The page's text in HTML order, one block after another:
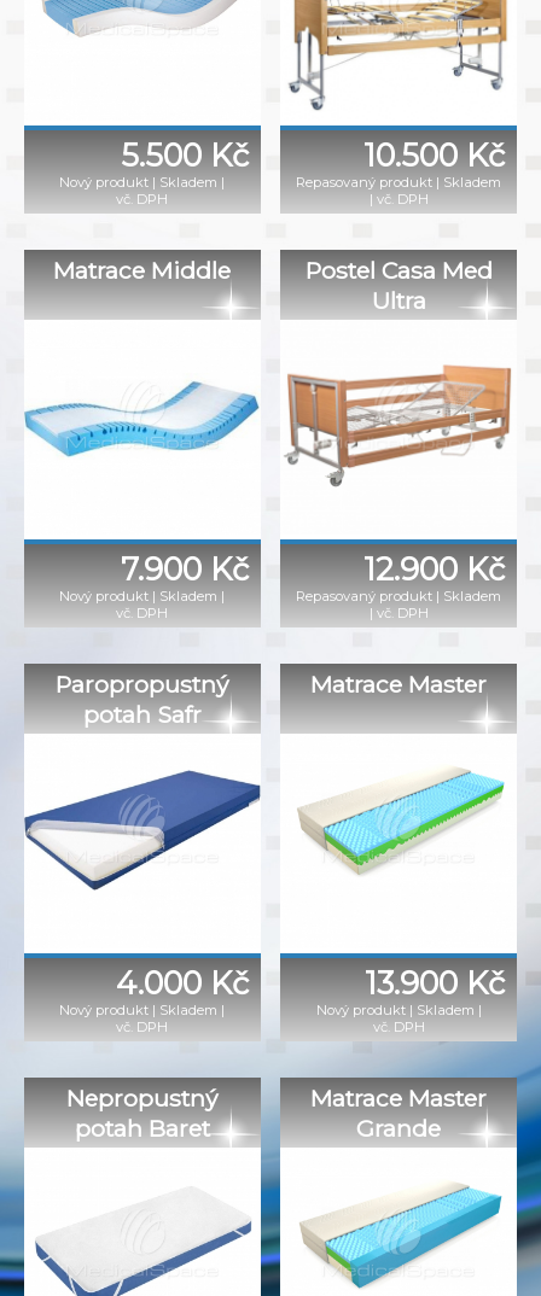
5.500 Kč
Nový produkt | Skladem |
vč. DPH
10.500 Kč
Repasovaný produkt | Skladem
| vč. DPH
Matrace Middle
7.900 Kč
Nový produkt | Skladem |
vč. DPH
Postel Casa Med
Ultra
12.900 Kč
Repasovaný produkt | Skladem
| vč. DPH
Paropropustný
potah Safr
4.000 Kč
Nový produkt | Skladem |
vč. DPH
Matrace Master
13.900 Kč
Nový produkt | Skladem |
vč. DPH
Nepropustný
potah Baret
Matrace Master
Grande